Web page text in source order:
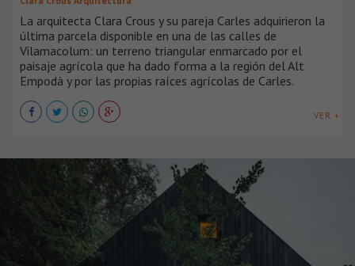
La arquitecta Clara Crous y su pareja Carles adquirieron la
última parcela disponible en una de las calles de
Vilamacolum: un terreno triangular enmarcado por el
paisaje agrícola que ha dado forma a la región del Alt
Empodà y por las propias raíces agrícolas de Carles.
VER +